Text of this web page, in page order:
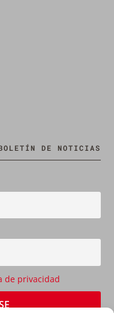
DE NOTICIAS
de privacidad